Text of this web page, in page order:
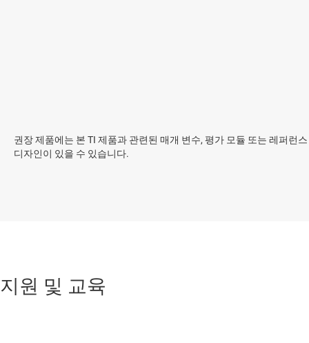
권장 제품에는 본 TI 제품과 관련된 매개 변수, 평가 모듈 또는 레퍼런스
디자인이 있을 수 있습니다.
지원 및 교육